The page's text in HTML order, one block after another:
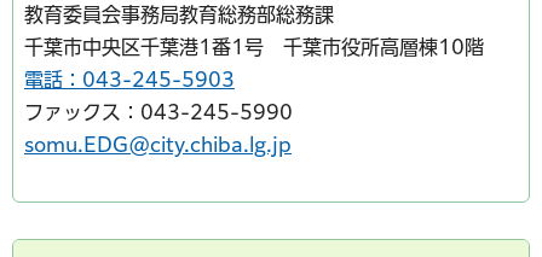
教育委員会事務局教育総務部総務課
千葉市中央区千葉港1番1号 千葉市役所高層棟10階
電話：043-245-5903
ファックス：043-245-5990
somu.EDG@city.chiba.lg.jp